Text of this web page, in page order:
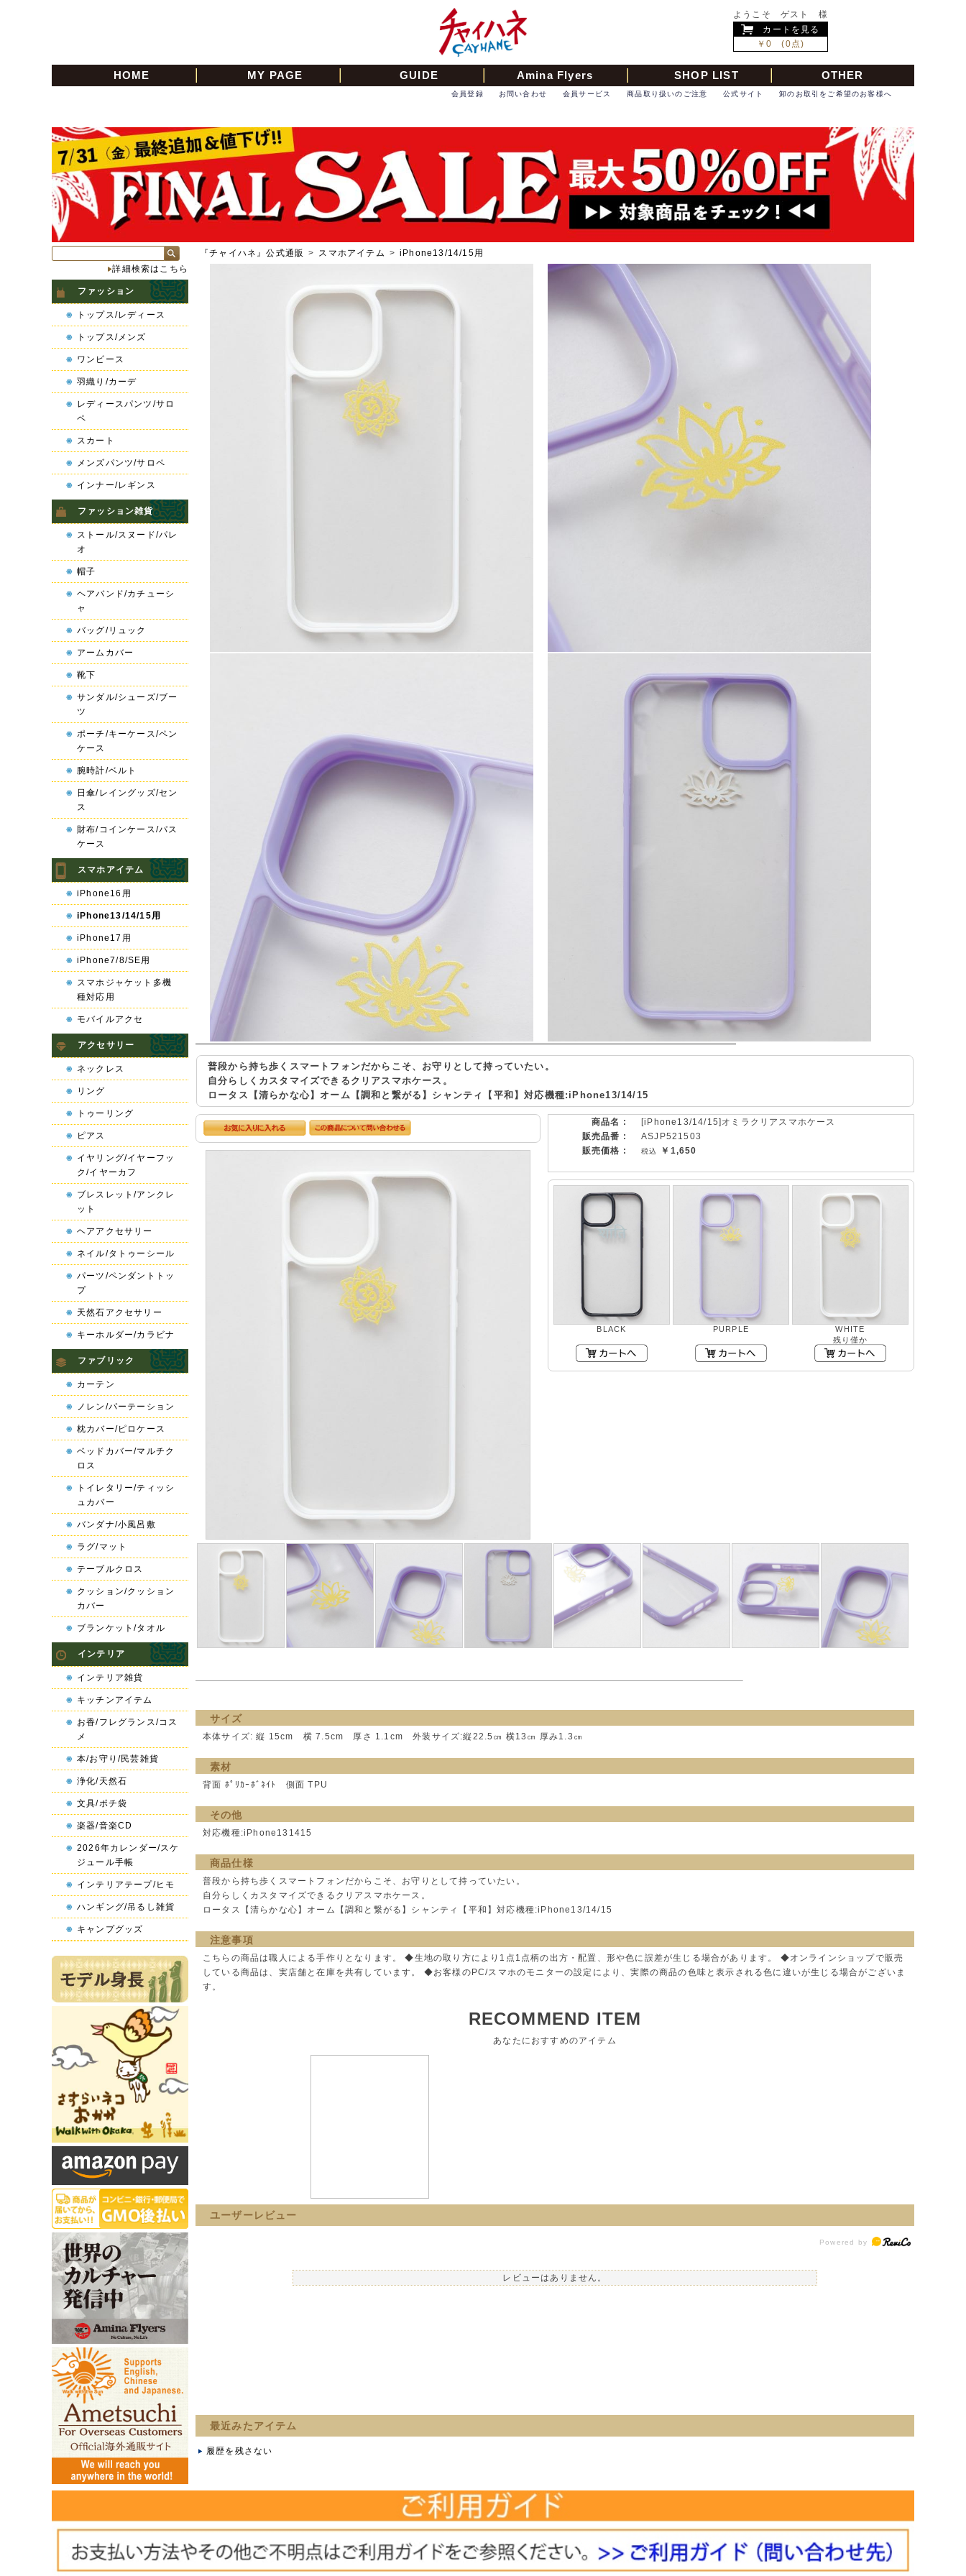
ようこそ ゲスト 様
カートを見る
￥0 (0点)
HOME MY PAGE GUIDE Amina Flyers SHOP LIST OTHER
卸のお取引をご希望のお客様へ
公式サイト
商品取り扱いのご注意
会員サービス
お問い合わせ
会員登録
『チャイハネ』公式通販 > スマホアイテム > iPhone13/14/15用
普段から持ち歩くスマートフォンだからこそ、お守りとして持っていたい。
自分らしくカスタマイズできるクリアスマホケース。
ロータス【清らかな心】オーム【調和と繋がる】シャンティ【平和】対応機種:iPhone13/14/15
商品名 :
[iPhone13/14/15]オミラクリアスマホケース
販売品番 :
ASJP521503
販売価格 :
￥1,650
BLACK PURPLE
WHITE
残り僅か
サイズ
本体サイズ: 縦 15cm 横 7.5cm 厚さ 1.1cm 外装サイズ:縦22.5㎝ 横13㎝ 厚み1.3㎝
素材
背面 ﾎﾟﾘｶｰﾎﾞﾈｲﾄ 側面 TPU
その他
対応機種:iPhone131415
商品仕様
普段から持ち歩くスマートフォンだからこそ、お守りとして持っていたい。
自分らしくカスタマイズできるクリアスマホケース。
ロータス【清らかな心】オーム【調和と繋がる】シャンティ【平和】対応機種:iPhone13/14/15
注意事項
こちらの商品は職人による手作りとなります。 ◆生地の取り方により1点1点柄の出方・配置、形や色に誤差が生じる場合があります。 ◆オンラインショップで販売
している商品は、実店舗と在庫を共有しています。 ◆お客様のPC/スマホのモニターの設定により、実際の商品の色味と表示される色に違いが生じる場合がございま
す。
RECOMMEND ITEM
あなたにおすすめのアイテム
ユーザーレビュー
レビューはありません。
最近みたアイテム
履歴を残さない
詳細検索はこちら
ファッション
トップス/レディース
トップス/メンズ
ワンピース
羽織り/カーデ
レディースパンツ/サロ
ペ
スカート
メンズパンツ/サロペ
インナー/レギンス
ファッション雑貨
ストール/スヌード/パレ
オ
帽子
ヘアバンド/カチューシ
ャ
バッグ/リュック
アームカバー
靴下
サンダル/シューズ/ブー
ツ
ポーチ/キーケース/ペン
ケース
腕時計/ベルト
日傘/レイングッズ/セン
ス
財布/コインケース/パス
ケース
スマホアイテム
iPhone16用
iPhone13/14/15用
iPhone17用
iPhone7/8/SE用
スマホジャケット多機
種対応用
モバイルアクセ
アクセサリー
ネックレス
リング
トゥーリング
ピアス
イヤリング/イヤーフッ
ク/イヤーカフ
ブレスレット/アンクレ
ット
ヘアアクセサリー
ネイル/タトゥーシール
パーツ/ペンダントトッ
プ
天然石アクセサリー
キーホルダー/カラビナ
ファブリック
カーテン
ノレン/パーテーション
枕カバー/ピロケース
ベッドカバー/マルチク
ロス
トイレタリー/ティッシ
ュカバー
バンダナ/小風呂敷
ラグ/マット
テーブルクロス
クッション/クッション
カバー
ブランケット/タオル
インテリア
インテリア雑貨
キッチンアイテム
お香/フレグランス/コス
メ
本/お守り/民芸雑貨
浄化/天然石
文具/ポチ袋
楽器/音楽CD
2026年カレンダー/スケ
ジュール手帳
インテリアテープ/ヒモ
ハンギング/吊るし雑貨
キャンプグッズ